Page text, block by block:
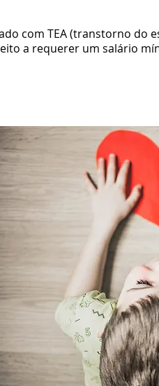
com TEA (transtorno do
a requerer um salário